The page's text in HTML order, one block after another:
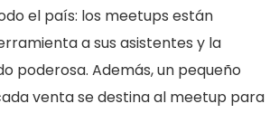
el país: los meetups están
a sus asistentes y la
poderosa. Además, un pequeño
venta se destina al meetup para